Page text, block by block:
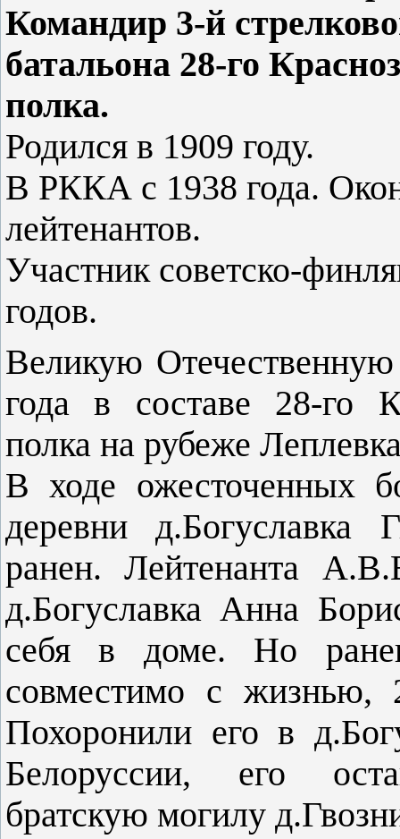
Командир 3-й
батальона 28-го
полка.
Родился в 1909 году.
В РККА с 1938 года.
лейтенантов.
Участник советско-
годов.
Великую
года в составе 28-го
полка на рубеже
В ходе ожесточенных
деревни д.Богуславка
ранен. Лейтенанта
д.Богуславка Анна
себя в доме. Но
совместимо с
Похоронили его в
Белоруссии, его
братскую могилу